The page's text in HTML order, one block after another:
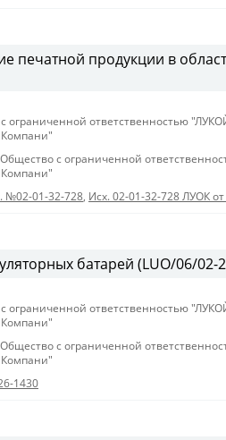
печатной продукции в
ограниченной ответственностью
Компани"
Общество с ограниченной
Компани"
№02-01-32-728, Исх. 02-01-32-728 ЛУОК
батарей (LUO/06/02-
ограниченной ответственностью
Компани"
Общество с ограниченной
Компани"
1430